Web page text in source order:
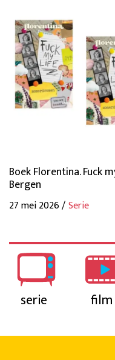
Boek Florentina. Fuck
Bergen
27 mei 2026 /Serie
serie film